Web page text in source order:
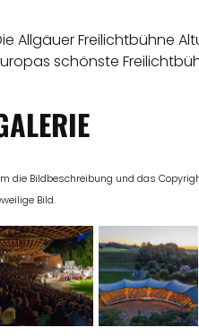
Allgäuer Freilichtbühne
schönste
die Bildbeschreibung und das
Bild.